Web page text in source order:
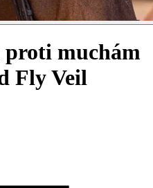
muchám
Fly Veil